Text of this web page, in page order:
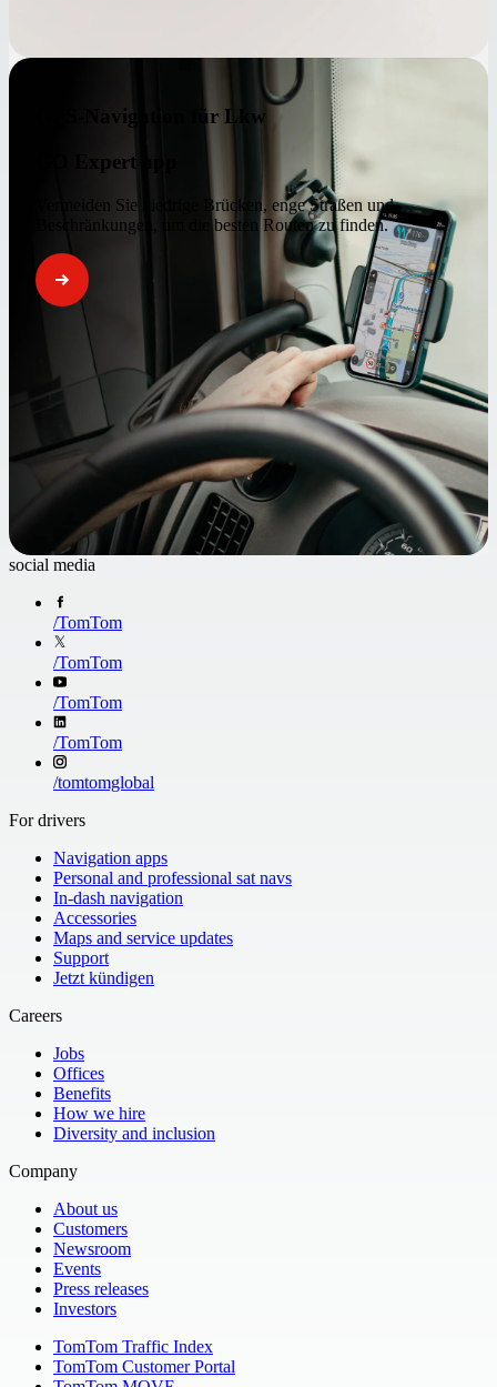
GPS-Navigation für Lkw
GO Expert app
Vermeiden Sie niedrige Brücken, enge Straßen und
Beschränkungen, um die besten Routen zu finden.
social media
/TomTom
/TomTom
/TomTom
/TomTom
/tomtomglobal
For drivers
Navigation apps
Personal and professional sat navs
In-dash navigation
Accessories
Maps and service updates
Support
Jetzt kündigen
Careers
Jobs
Offices
Benefits
How we hire
Diversity and inclusion
Company
About us
Customers
Newsroom
Events
Press releases
Investors
TomTom Traffic Index
TomTom Customer Portal